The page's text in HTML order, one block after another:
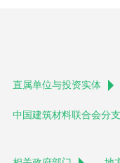
直属单位与投资实体
中国建筑材料联合会分